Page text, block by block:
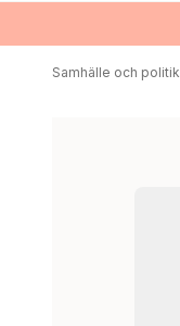
Samhälle och politik